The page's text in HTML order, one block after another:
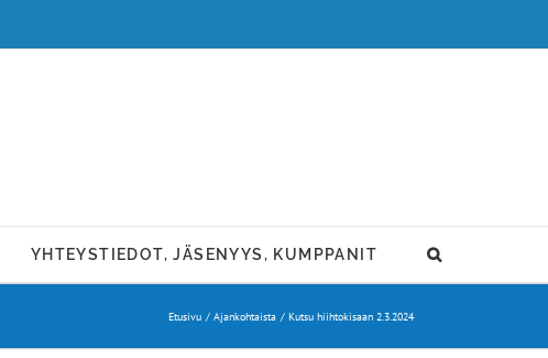
YHTEYSTIEDOT, JÄSENYYS, KUMPPANIT
Etusivu Ajankohtaista Kutsu hiihtokisaan 2.3.2024